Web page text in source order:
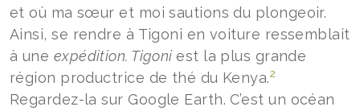
et où ma sœur et moi sautions du plongeoir.
Ainsi, se rendre à Tigoni en voiture ressemblait
à une expédition. Tigoni est la plus grande
région productrice de thé du Kenya.2
Regardez-la sur Google Earth. C’est un océan